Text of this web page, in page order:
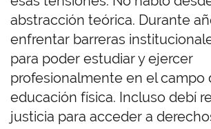
abstracción teórica. Durante
enfrentar barreras
para poder estudiar y ejercer
profesionalmente en el campo
educación física. Incluso debí
justicia para acceder a